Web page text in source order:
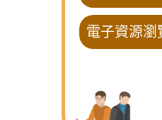
電子資源瀏